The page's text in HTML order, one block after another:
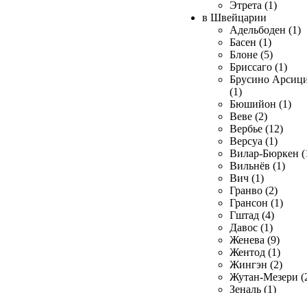
Этрета (1)
в Швейцарии
Адельбоден (1)
Басен (1)
Блоне (5)
Бриссаго (1)
Брусино
(1)
Бюшийон (1)
Веве (2)
Вербье (12)
Версуа (1)
Вилар-Бюркен
Вильнёв (1)
Вич (1)
Гранво (2)
Грансон (1)
Гштад (4)
Давос (1)
Женева (9)
Жентод (1)
Жингэн (2)
Жутан-Мезери
Зеналь (1)